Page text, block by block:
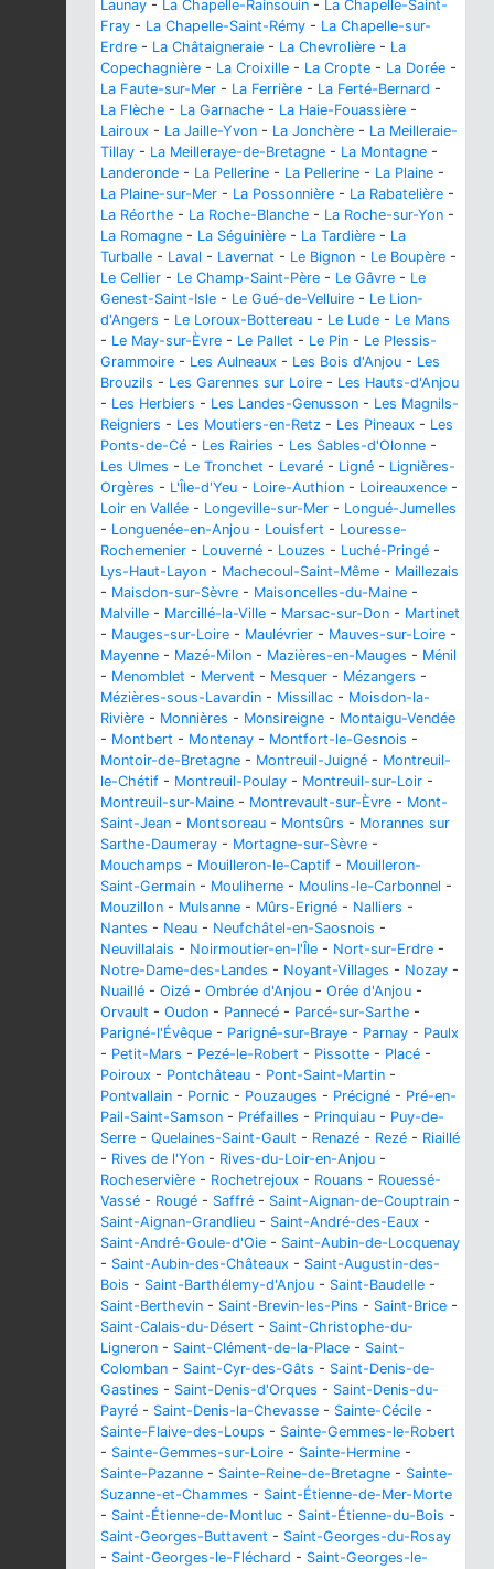
Launay - La Chapelle-Rainsouin - La Chapelle-Saint-
Fray - La Chapelle-Saint-Rémy - La Chapelle-sur-
Erdre - La Châtaigneraie - La Chevrolière - La
Copechagnière - La Croixille - La Cropte - La Dorée -
La Faute-sur-Mer - La Ferrière - La Ferté-Bernard -
La Flèche - La Garnache - La Haie-Fouassière -
Lairoux - La Jaille-Yvon - La Jonchère - La Meilleraie-
Tillay - La Meilleraye-de-Bretagne - La Montagne -
Landeronde - La Pellerine - La Pellerine - La Plaine -
La Plaine-sur-Mer - La Possonnière - La Rabatelière -
La Réorthe - La Roche-Blanche - La Roche-sur-Yon -
La Romagne - La Séguinière - La Tardière - La
Turballe - Laval - Lavernat - Le Bignon - Le Boupère -
Le Cellier - Le Champ-Saint-Père - Le Gâvre - Le
Genest-Saint-Isle - Le Gué-de-Velluire - Le Lion-
d'Angers - Le Loroux-Bottereau - Le Lude - Le Mans
- Le May-sur-Èvre - Le Pallet - Le Pin - Le Plessis-
Grammoire - Les Aulneaux - Les Bois d'Anjou - Les
Brouzils - Les Garennes sur Loire - Les Hauts-d'Anjou
- Les Herbiers - Les Landes-Genusson - Les Magnils-
Reigniers - Les Moutiers-en-Retz - Les Pineaux - Les
Ponts-de-Cé - Les Rairies - Les Sables-d'Olonne -
Les Ulmes - Le Tronchet - Levaré - Ligné - Lignières-
Orgères - L'Île-d'Yeu - Loire-Authion - Loireauxence -
Loir en Vallée - Longeville-sur-Mer - Longué-Jumelles
- Longuenée-en-Anjou - Louisfert - Louresse-
Rochemenier - Louverné - Louzes - Luché-Pringé -
Lys-Haut-Layon - Machecoul-Saint-Même - Maillezais
- Maisdon-sur-Sèvre - Maisoncelles-du-Maine -
Malville - Marcillé-la-Ville - Marsac-sur-Don - Martinet
- Mauges-sur-Loire - Maulévrier - Mauves-sur-Loire -
Mayenne - Mazé-Milon - Mazières-en-Mauges - Ménil
- Menomblet - Mervent - Mesquer - Mézangers -
Mézières-sous-Lavardin - Missillac - Moisdon-la-
Rivière - Monnières - Monsireigne - Montaigu-Vendée
- Montbert - Montenay - Montfort-le-Gesnois -
Montoir-de-Bretagne - Montreuil-Juigné - Montreuil-
le-Chétif - Montreuil-Poulay - Montreuil-sur-Loir -
Montreuil-sur-Maine - Montrevault-sur-Èvre - Mont-
Saint-Jean - Montsoreau - Montsûrs - Morannes sur
Sarthe-Daumeray - Mortagne-sur-Sèvre -
Mouchamps - Mouilleron-le-Captif - Mouilleron-
Saint-Germain - Mouliherne - Moulins-le-Carbonnel -
Mouzillon - Mulsanne - Mûrs-Erigné - Nalliers -
Nantes - Neau - Neufchâtel-en-Saosnois -
Neuvillalais - Noirmoutier-en-l'Île - Nort-sur-Erdre -
Notre-Dame-des-Landes - Noyant-Villages - Nozay -
Nuaillé - Oizé - Ombrée d'Anjou - Orée d'Anjou -
Orvault - Oudon - Pannecé - Parcé-sur-Sarthe -
Parigné-l'Évêque - Parigné-sur-Braye - Parnay - Paulx
- Petit-Mars - Pezé-le-Robert - Pissotte - Placé -
Poiroux - Pontchâteau - Pont-Saint-Martin -
Pontvallain - Pornic - Pouzauges - Précigné - Pré-en-
Pail-Saint-Samson - Préfailles - Prinquiau - Puy-de-
Serre - Quelaines-Saint-Gault - Renazé - Rezé - Riaillé
- Rives de l'Yon - Rives-du-Loir-en-Anjou -
Rocheservière - Rochetrejoux - Rouans - Rouessé-
Vassé - Rougé - Saffré - Saint-Aignan-de-Couptrain -
Saint-Aignan-Grandlieu - Saint-André-des-Eaux -
Saint-André-Goule-d'Oie - Saint-Aubin-de-Locquenay
- Saint-Aubin-des-Châteaux - Saint-Augustin-des-
Bois - Saint-Barthélemy-d'Anjou - Saint-Baudelle -
Saint-Berthevin - Saint-Brevin-les-Pins - Saint-Brice -
Saint-Calais-du-Désert - Saint-Christophe-du-
Ligneron - Saint-Clément-de-la-Place - Saint-
Colomban - Saint-Cyr-des-Gâts - Saint-Denis-de-
Gastines - Saint-Denis-d'Orques - Saint-Denis-du-
Payré - Saint-Denis-la-Chevasse - Sainte-Cécile -
Sainte-Flaive-des-Loups - Sainte-Gemmes-le-Robert
- Sainte-Gemmes-sur-Loire - Sainte-Hermine -
Sainte-Pazanne - Sainte-Reine-de-Bretagne - Sainte-
Suzanne-et-Chammes - Saint-Étienne-de-Mer-Morte
- Saint-Étienne-de-Montluc - Saint-Étienne-du-Bois -
Saint-Georges-Buttavent - Saint-Georges-du-Rosay
- Saint-Georges-le-Fléchard - Saint-Georges-le-